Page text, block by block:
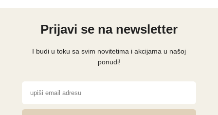
Prijavi se na newsletter
I budi u toku sa svim novitetima i akcijama u našoj
ponudi!